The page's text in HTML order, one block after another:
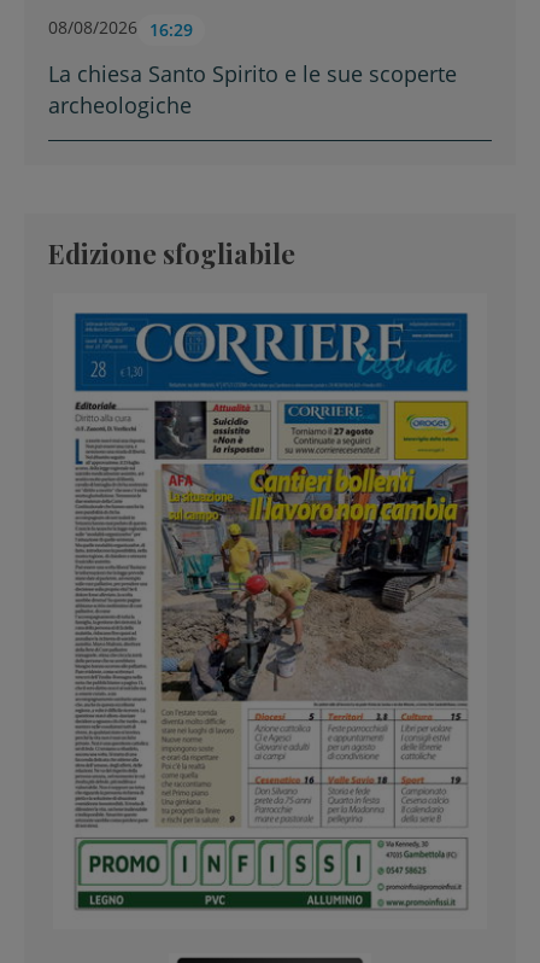
08/08/2026 16:29
La chiesa Santo Spirito e le sue scoperte
archeologiche
Edizione sfogliabile